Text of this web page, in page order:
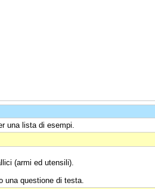
una lista di esempi.
(armi ed utensili).
una questione di testa.